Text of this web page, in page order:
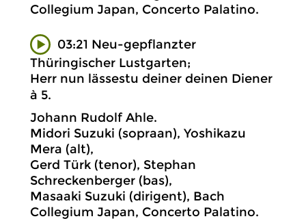
Collegium Japan, Concerto Palatino.
03:21 Neu-gepflanzter
Thüringischer Lustgarten;
Herr nun lässestu deiner deinen Diener
à 5.
Johann Rudolf Ahle.
Midori Suzuki (sopraan), Yoshikazu
Mera (alt),
Gerd Türk (tenor), Stephan
Schreckenberger (bas),
Masaaki Suzuki (dirigent), Bach
Collegium Japan, Concerto Palatino.